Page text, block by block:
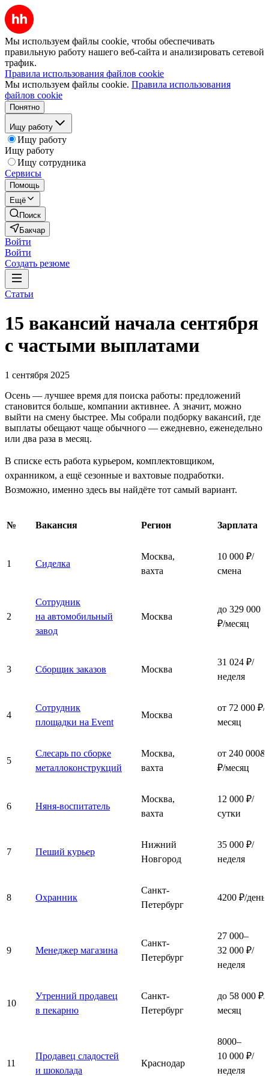
Мы используем файлы cookie, чтобы обеспечивать
правильную работу нашего веб-сайта и анализировать сетевой
трафик.
Правила использования файлов cookie
Мы используем файлы cookie. Правила использования
файлов cookie
Понятно
Ищу работу
Ищу работу
Ищу работу
Ищу сотрудника
Сервисы
Помощь
Ещё
Поиск
Бакчар
Войти
Войти
Создать резюме
Статьи
15 вакансий начала сентября
с частыми выплатами
1 сентября 2025
Осень — лучшее время для поиска работы: предложений
становится больше, компании активнее. А значит, можно
выйти на смену быстрее. Мы собрали подборку вакансий, где
выплаты обещают чаще обычного — ежедневно, еженедельно
или два раза в месяц.
В списке есть работа курьером, комплектовщиком,
охранником, а ещё сезонные и вахтовые подработки.
Возможно, именно здесь вы найдёте тот самый вариант.
№ Вакансия Регион Зарплата
1 Сиделка
Москва,
вахта
10 000 ₽/
смена
2
Сотрудник
на автомобильный
завод
Москва
до 329 000
₽/месяц
3 Сборщик заказов Москва
31 024 ₽/
неделя
4
Сотрудник
площадки на Event
Москва
от 72 000 ₽/
месяц
5
Слесарь по сборке
металлоконструкций
Москва,
вахта
от 240 000&
₽/месяц
6 Няня-воспитатель
Москва,
вахта
12 000 ₽/
сутки
7 Пеший курьер
Нижний
Новгород
35 000 ₽/
неделя
8 Охранник
Санкт-
Петербург
4200 ₽/день
9 Менеджер магазина
Санкт-
Петербург
27 000–
32 000 ₽/
неделя
10
Утренний продавец
в пекарню
Санкт-
Петербург
до 58 000 ₽/
месяц
11
Продавец сладостей
и шоколада
Краснодар
8000–
10 000 ₽/
неделя